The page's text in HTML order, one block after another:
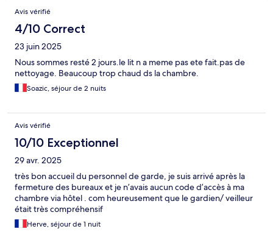
Avis vérifié
4/10 Correct
23 juin 2025
Nous sommes resté 2 jours.le lit n a meme pas ete fait.pas de
nettoyage. Beaucoup trop chaud ds la chambre.
Soazic, séjour de 2 nuits
Avis vérifié
10/10 Exceptionnel
29 avr. 2025
très bon accueil du personnel de garde, je suis arrivé après la
fermeture des bureaux et je n’avais aucun code d’accès à ma
chambre via hôtel . com heureusement que le gardien/ veilleur
était très compréhensif
Herve, séjour de 1 nuit